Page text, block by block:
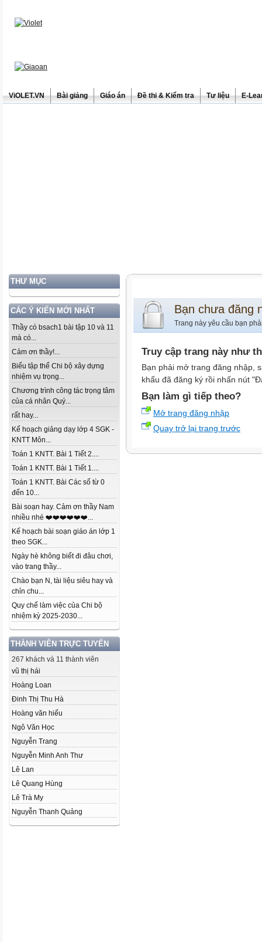
ViOLET.VN Bài giảng Giáo án Đề thi & Kiểm tra Tư liệu E-
THƯ MỤC
CÁC Ý KIẾN MỚI NHẤT
Thầy có bsach1 bài tập 10 và 11
mà có...
Cảm ơn thầy!...
Biểu tập thể Chi bộ xây dựng
nhiệm vụ trọng...
Chương trình công tác trọng tâm
của cá nhân Quý...
rất hay...
Kế hoạch giảng dạy lớp 4 SGK -
KNTT Môn...
Toán 1 KNTT. Bài 1 Tiết 2....
Toán 1 KNTT. Bài 1 Tiết 1....
Toán 1 KNTT. Bài Các số từ 0
đến 10...
Bài soạn hay. Cảm ơn thầy Nam
nhiều nhé ❤️❤️❤️❤️❤️❤️...
Kế hoạch bài soạn giáo án lớp 1
theo SGK...
Ngày hè không biết đi đâu chơi,
vào trang thầy...
Chào bạn N, tài liệu siêu hay và
chỉn chu...
Quy chế làm việc của Chi bộ
nhiệm kỳ 2025-2030...
THÀNH VIÊN TRỰC TUYẾN
267 khách và 11 thành viên
vũ thị hái
Hoàng Loan
Đinh Thị Thu Hà
Hoàng văn hiếu
Ngô Văn Học
Nguyễn Trang
Nguyễn Minh Anh Thư
Lê Lan
Lê Quang Hùng
Lê Trà My
Nguyễn Thanh Quảng
Bạn chưa đăng
Trang này yêu cầu bạn
Truy cập trang này như
Bạn phải mở trang đăng nhập,
khẩu đã đăng ký rồi nhấn nút
Bạn làm gì tiếp theo?
Mở trang đăng nhập
Quay trở lại trang trước